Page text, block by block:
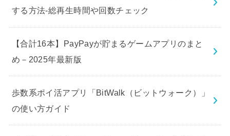
する方法-総再生時間や回数チェック
【合計16本】PayPayが貯まるゲームアプリのまと
め－2025年最新版
歩数系ポイ活アプリ「BitWalk（ビットウォーク）」
の使い方ガイド